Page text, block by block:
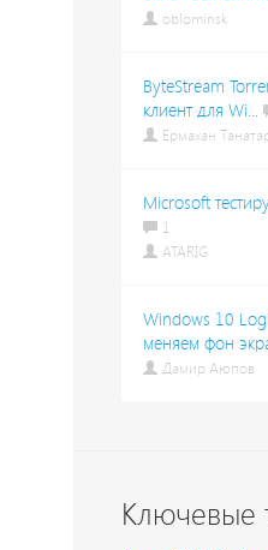
oblominsk
ByteStream
клиент для Wi...
Ермахан
Microsoft
1
ATARIG
Windows 10
меняем фон
Дамир Аюпов
Ключевые